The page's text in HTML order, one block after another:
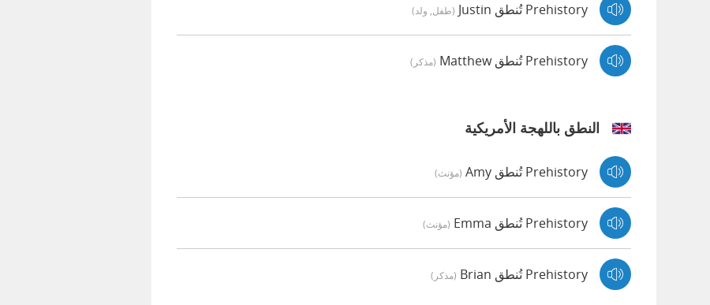
Prehistory تُنطق Justin (طفل, ولد)
Prehistory تُنطق Matthew (مذكر)
النطق باللهجة الأمريكية
Prehistory تُنطق Amy (مؤنث)
Prehistory تُنطق Emma (مؤنث)
Prehistory تُنطق Brian (مذكر)